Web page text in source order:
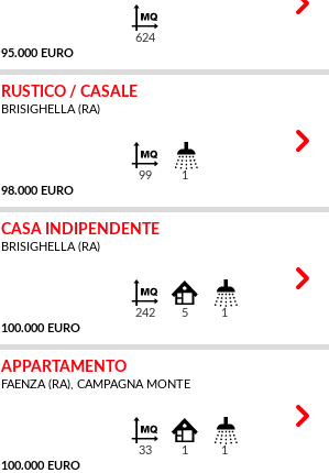
95.000 EURO
624
RUSTICO / CASALE
BRISIGHELLA (RA)
98.000 EURO
99 1
CASA INDIPENDENTE
BRISIGHELLA (RA)
100.000 EURO
242 5 1
APPARTAMENTO
FAENZA (RA), CAMPAGNA MONTE
100.000 EURO
33 1 1